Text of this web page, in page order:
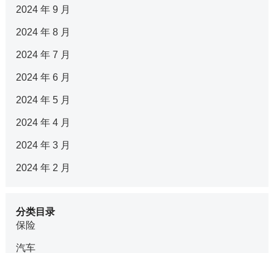
2024 年 9 月
2024 年 8 月
2024 年 7 月
2024 年 6 月
2024 年 5 月
2024 年 4 月
2024 年 3 月
2024 年 2 月
分类目录
保险
汽车